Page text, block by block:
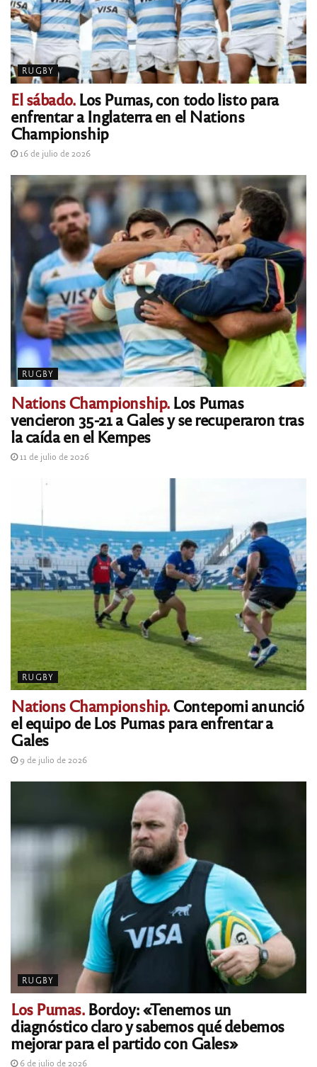
RUGBY
El sábado.Los Pumas, con todo listo para
enfrentar a Inglaterra en el Nations
Championship
16 de julio de 2026
RUGBY
Nations Championship.Los Pumas
vencieron 35-21 a Gales y se recuperaron tras
la caída en el Kempes
11 de julio de 2026
RUGBY
Nations Championship.Contepomi anunció
el equipo de Los Pumas para enfrentar a
Gales
9 de julio de 2026
RUGBY
Los Pumas.Bordoy: «Tenemos un
diagnóstico claro y sabemos qué debemos
mejorar para el partido con Gales»
6 de julio de 2026